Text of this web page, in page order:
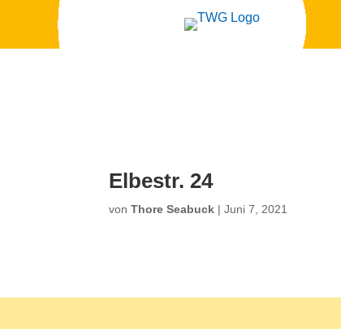
Elbestr. 24
vonThore Seabuck |Juni 7, 2021